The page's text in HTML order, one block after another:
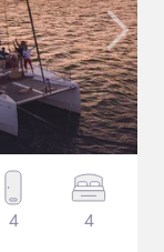
4 4